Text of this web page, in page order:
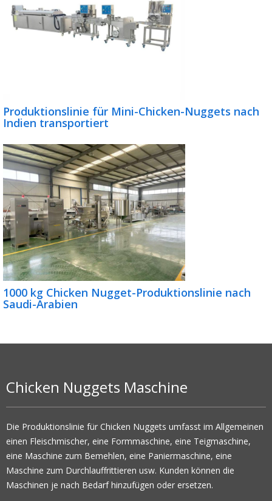
Produktionslinie für Mini-Chicken-Nuggets nach
Indien transportiert
1000 kg Chicken Nugget-Produktionslinie nach
Saudi-Arabien
Chicken Nuggets Maschine
Die Produktionslinie für Chicken Nuggets umfasst im Allgemeinen
einen Fleischmischer, eine Formmaschine, eine Teigmaschine,
eine Maschine zum Bemehlen, eine Paniermaschine, eine
Maschine zum Durchlauffrittieren usw. Kunden können die
Maschinen je nach Bedarf hinzufügen oder ersetzen.